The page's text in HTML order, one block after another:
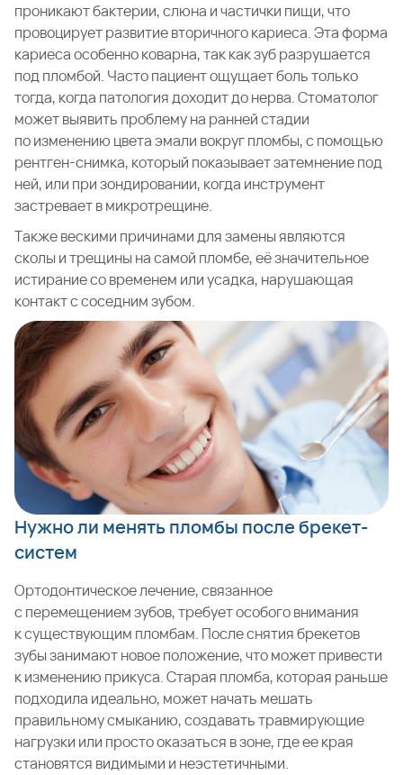
проникают бактерии, слюна и частички пищи, что
провоцирует развитие вторичного кариеса. Эта форма
кариеса особенно коварна, так как зуб разрушается
под пломбой. Часто пациент ощущает боль только
тогда, когда патология доходит до нерва. Стоматолог
может выявить проблему на ранней стадии
по изменению цвета эмали вокруг пломбы, с помощью
рентген-снимка, который показывает затемнение под
ней, или при зондировании, когда инструмент
застревает в микротрещине.
Также вескими причинами для замены являются
сколы и трещины на самой пломбе, её значительное
истирание со временем или усадка, нарушающая
контакт с соседним зубом.
Нужно ли менять пломбы после брекет-
систем
Ортодонтическое лечение, связанное
с перемещением зубов, требует особого внимания
к существующим пломбам. После снятия брекетов
зубы занимают новое положение, что может привести
к изменению прикуса. Старая пломба, которая раньше
подходила идеально, может начать мешать
правильному смыканию, создавать травмирующие
нагрузки или просто оказаться в зоне, где ее края
становятся видимыми и неэстетичными.